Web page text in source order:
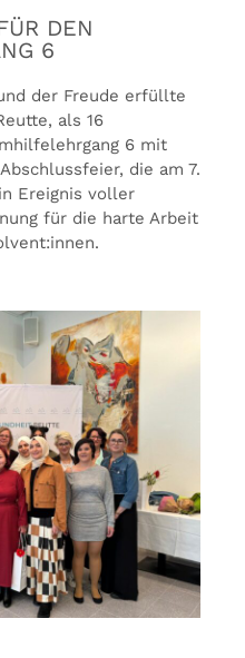
DEN
6
der Freude erfüllte
als 16
6 mit
die am 7.
Ereignis voller
für die harte Arbeit